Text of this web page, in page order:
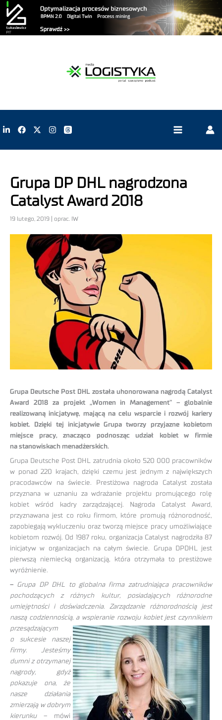
Grupa DP DHL nagrodzona
Catalyst Award 2018
19 lutego, 2019 | oprac. IW
Grupa Deutsche Post DHL została uhonorowana nagrodą Catalyst
Award 2018 za projekt „Women in Management” – globalnie
realizowaną inicjatywę, mającą na celu wsparcie i rozwój kariery
kobiet. Dzięki tej inicjatywie Grupa tworzy przyjazne kobietom
miejsce pracy, znacząco podnosząc udział kobiet w firmie
na stanowiskach menadżerskich.
Grupa Deutsche Post DHL zatrudnia około 520 000 pracowników
w ponad 220 krajach, dzięki czemu jest jednym z największych
pracodawców na świecie. Prestiżowa nagroda Catalyst została
przyznana w uznaniu za wdrażanie projektu promującego rolę
kobiet wśród kadry zarządzającej. Nagroda Catalyst Award,
przyznawana jest co roku firmom, które promują różnorodność,
zapobiegają wykluczeniu oraz tworzą miejsce pracy umożliwiające
kobietom rozwój. Od 1987 roku, organizacja Catalyst nagrodziła 87
inicjatyw w organizacjach na całym świecie. Grupa DPDHL jest
pierwszą niemiecką organizacją, która otrzymała to prestiżowe
wyróżnienie.
– Grupa DP DHL to globalna firma zatrudniająca pracowników
pochodzących z różnych kultur, posiadających różnorodne
umiejętności i doświadczenia. Zarządzanie różnorodnością jest
naszą codziennością, a wspieranie rozwoju kobiet jestczynnikiem
przesądzającym
o sukcesie naszej
firmy. Jesteśmy
dumni z otrzymanej
nagrody, gdyż
pokazuje ona, że
nasze działania
zmierzają w dobrym
kierunku– mówi